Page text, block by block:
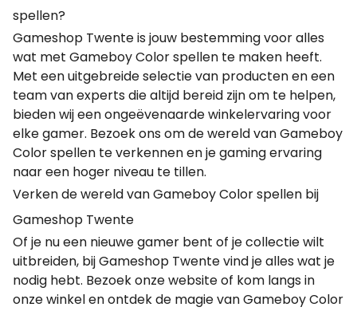
spellen?
Gameshop Twente is jouw bestemming voor alles
wat met Gameboy Color spellen te maken heeft.
Met een uitgebreide selectie van producten en een
team van experts die altijd bereid zijn om te helpen,
bieden wij een ongeëvenaarde winkelervaring voor
elke gamer. Bezoek ons om de wereld van Gameboy
Color spellen te verkennen en je gaming ervaring
naar een hoger niveau te tillen.
Verken de wereld van Gameboy Color spellen bij
Gameshop Twente
Of je nu een nieuwe gamer bent of je collectie wilt
uitbreiden, bij Gameshop Twente vind je alles wat je
nodig hebt. Bezoek onze website of kom langs in
onze winkel en ontdek de magie van Gameboy Color